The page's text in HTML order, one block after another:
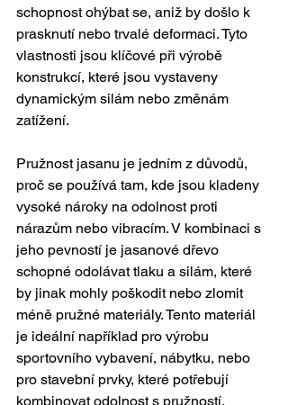
schopnost ohýbat se, aniž by došlo k
prasknutí nebo trvalé deformaci. Tyto
vlastnosti jsou klíčové při výrobě
konstrukcí, které jsou vystaveny
dynamickým silám nebo změnám
zatížení.
Pružnost jasanu je jedním z důvodů,
proč se používá tam, kde jsou kladeny
vysoké nároky na odolnost proti
nárazům nebo vibracím. V kombinaci s
jeho pevností je jasanové dřevo
schopné odolávat tlaku a silám, které
by jinak mohly poškodit nebo zlomit
méně pružné materiály. Tento materiál
je ideální například pro výrobu
sportovního vybavení, nábytku, nebo
pro stavební prvky, které potřebují
kombinovat odolnost s pružností.